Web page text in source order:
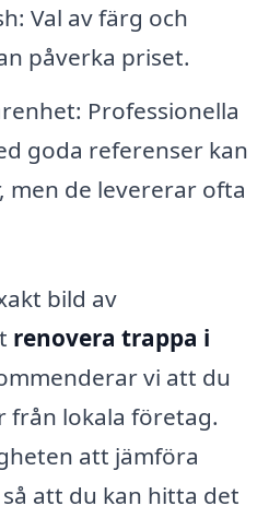
Val av färg och
påverka priset.
Professionella
goda referenser kan
men de levererar ofta
bild av
renovera trappa i
vi att du
lokala företag.
att jämföra
att du kan hitta det